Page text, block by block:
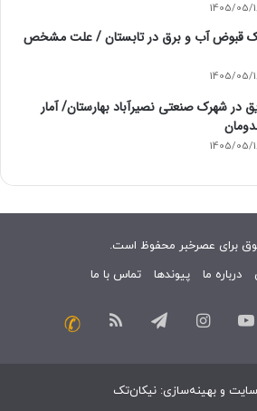
1405/05/
قبوض آب و برق در تابستان / علت مشخص
1405/05/
در شهرک صنعتی نصیرآباد بهارستان/ آمار
1405/05/
برای عصرخبر محفوظ است.
درباره ما پیوندها تماس با ما
یوتیوب اینستاگرامتلگرام خوراک
و بهینه‌سازی: نیکان‌تک